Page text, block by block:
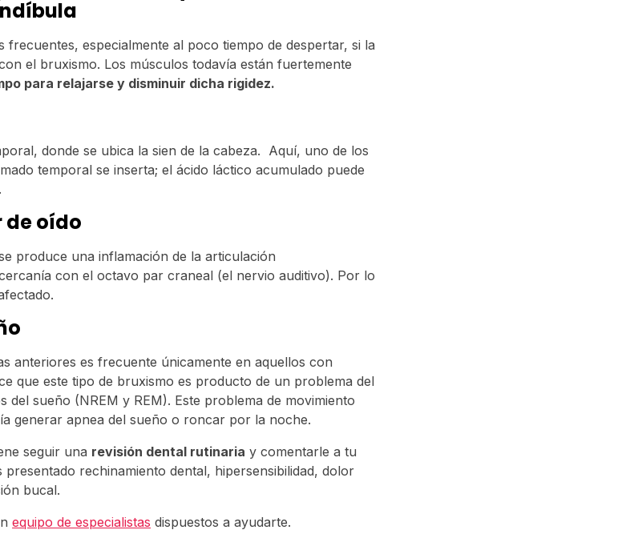
frecuentes, especialmente al poco tiempo de despertar, si la
el bruxismo. Los músculos todavía están fuertemente
para relajarse y disminuir dicha rigidez.
donde se ubica la sien de la cabeza. Aquí, uno de los
temporal se inserta; el ácido láctico acumulado puede
de oído
produce una inflamación de la articulación
con el octavo par craneal (el nervio auditivo). Por lo
anteriores es frecuente únicamente en aquellos con
que este tipo de bruxismo es producto de un problema del
del sueño (NREM y REM). Este problema de movimiento
generar apnea del sueño o roncar por la noche.
seguir una revisión dental rutinaria y comentarle a tu
rechinamiento dental, hipersensibilidad, dolor
bucal.
equipo de especialistas dispuestos a ayudarte.